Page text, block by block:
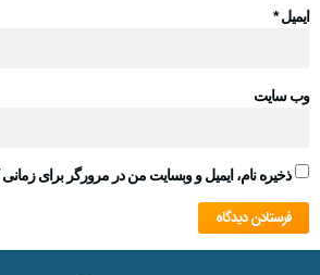
ایمیل*
وب‌ سایت
ذخیره نام، ایمیل و وبسایت من در مرورگر برای